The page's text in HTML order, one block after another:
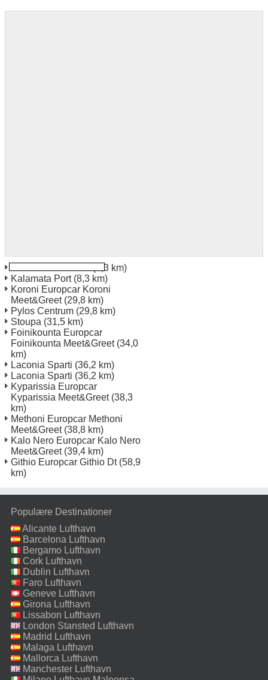
(8,3 km)
Kalamata Port(8,3 km)
Koroni Europcar Koroni
Meet&Greet(29,8 km)
Pylos Centrum (29,8 km)
Stoupa (31,5 km)
Foinikounta Europcar
Foinikounta Meet&Greet(34,0
km)
Laconia Sparti (36,2 km)
Laconia Sparti (36,2 km)
Kyparissia Europcar
Kyparissia Meet&Greet(38,3
km)
Methoni Europcar Methoni
Meet&Greet(38,8 km)
Kalo Nero Europcar Kalo Nero
Meet&Greet(39,4 km)
Githio Europcar Githio Dt(58,9
km)
Populære Destinationer
Alicante Lufthavn
Barcelona Lufthavn
Bergamo Lufthavn
Cork Lufthavn
Dublin Lufthavn
Faro Lufthavn
Geneve Lufthavn
Girona Lufthavn
Lissabon Lufthavn
London Stansted Lufthavn
Madrid Lufthavn
Malaga Lufthavn
Mallorca Lufthavn
Manchester Lufthavn